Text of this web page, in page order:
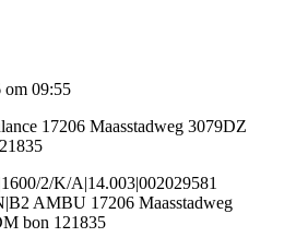
om 09:55
17206 Maasstadweg 3079DZ
2/K/A|14.003|002029581
AMBU 17206 Maasstadweg
bon 121835